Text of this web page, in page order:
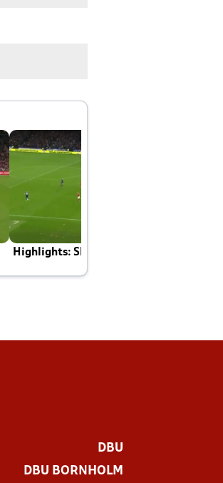
Highlights: Skotland - Danmark 4-2
DBU
DBU BORNHOLM